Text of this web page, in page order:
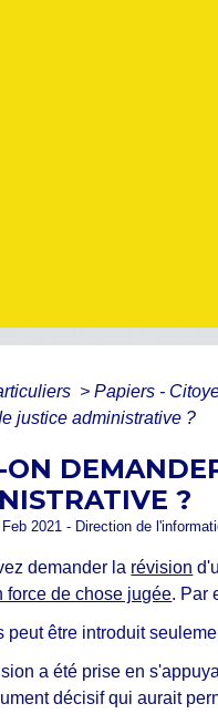
> Papiers -
justice administrative ?
ON
?
2021 - Direction de
demander la révision
force de chose jugée. Par
peut être introduit
a été prise en
décisif qui aurait